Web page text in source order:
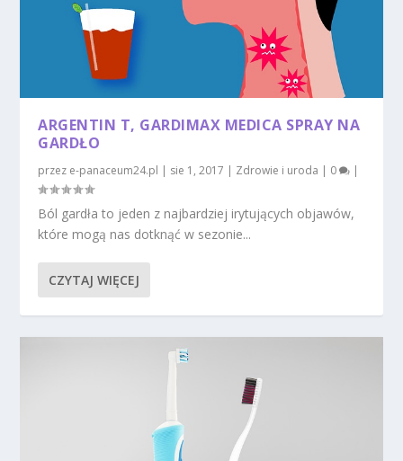
ARGENTIN T, GARDIMAX MEDICA SPRAY NA
GARDŁO
przez e-panaceum24.pl | sie 1, 2017 | Zdrowie i uroda | 0 |
Ból gardła to jeden z najbardziej irytujących objawów,
które mogą nas dotknąć w sezonie...
CZYTAJ WIĘCEJ